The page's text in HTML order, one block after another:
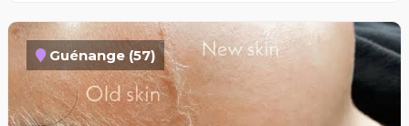
Guénange (57)